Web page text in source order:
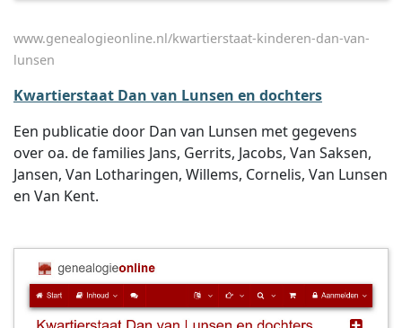
www.genealogieonline.nl/kwartierstaat-kinderen-dan-van-
lunsen
Kwartierstaat Dan van Lunsen en dochters
Een publicatie door Dan van Lunsen met gegevens
over oa. de families Jans, Gerrits, Jacobs, Van Saksen,
Jansen, Van Lotharingen, Willems, Cornelis, Van Lunsen
en Van Kent.